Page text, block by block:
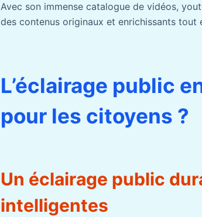
Avec son immense catalogue de vidéos,
des contenus originaux et enrichissants
L’éclairage public
pour les citoyens ?
Un éclairage public
intelligentes